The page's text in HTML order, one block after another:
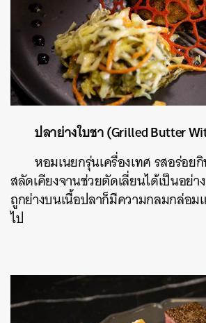
ปลาย่างใบชา (Grilled Butter
หอมเนยกรุ่นเครื่องเทศ รสอร่อย
สลัดเคียงจานช่วยตัดเลี่ยนได้เป็นอย่า
ถูกย่างบนเนื้อปลาก็มีความกลมกล่อม
ไป